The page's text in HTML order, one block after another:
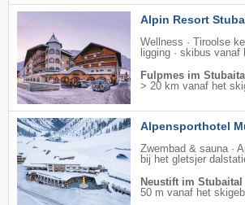
Alpin Resort
Wellness · Tiroolse
ligging · skibus vanaf
Fulpmes im Stubaital
> 20 km vanaf het
Alpensporthotel
Zwembad & sauna ·
bij het gletsjer
Neustift im Stubaital
50 m vanaf het